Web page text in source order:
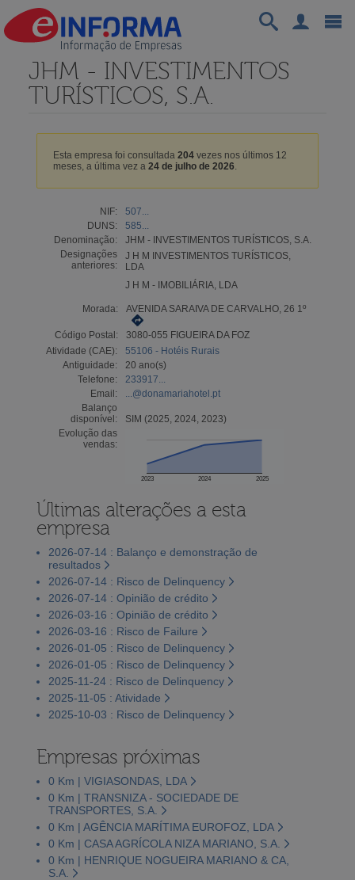
JHM - INVESTIMENTOS
TURÍSTICOS, S.A.
Esta empresa foi consultada 204vezes nos últimos 12
meses, a última vez a 24 de julho de 2026.
NIF:
507...
DUNS:
585...
Denominação:
JHM - INVESTIMENTOS TURÍSTICOS, S.A.
Designações
anteriores:
J H M INVESTIMENTOS TURÍSTICOS,
LDA
J H M - IMOBILIÁRIA, LDA
Morada: AVENIDA SARAIVA DE CARVALHO, 26 1º
Código Postal:
3080-055 FIGUEIRA DA FOZ
Atividade (CAE):
55106 - Hotéis Rurais
Antiguidade:
20 ano(s)
Telefone:
233917...
Email:
...@donamariahotel.pt
Balanço
disponível:
SIM (2025, 2024, 2023)
Evolução das
vendas:
2023 2024 2025
Últimas alterações a esta
empresa
2026-07-14 : Balanço e demonstração de
resultados
2026-07-14 : Risco de Delinquency
2026-07-14 : Opinião de crédito
2026-03-16 : Opinião de crédito
2026-03-16 : Risco de Failure
2026-01-05 : Risco de Delinquency
2026-01-05 : Risco de Delinquency
2025-11-24 : Risco de Delinquency
2025-11-05 : Atividade
2025-10-03 : Risco de Delinquency
Empresas próximas
0 Km | VIGIASONDAS, LDA
0 Km | TRANSNIZA - SOCIEDADE DE
TRANSPORTES, S.A.
0 Km | AGÊNCIA MARÍTIMA EUROFOZ, LDA
0 Km | CASA AGRÍCOLA NIZA MARIANO, S.A.
0 Km | HENRIQUE NOGUEIRA MARIANO & CA,
S.A.